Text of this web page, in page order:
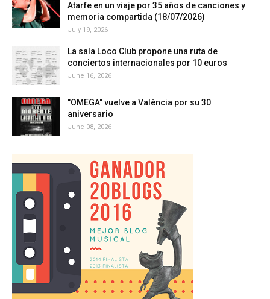
Atarfe en un viaje por 35 años de canciones y
memoria compartida (18/07/2026)
July 19, 2026
La sala Loco Club propone una ruta de
conciertos internacionales por 10 euros
June 16, 2026
"OMEGA" vuelve a València por su 30
aniversario
June 08, 2026